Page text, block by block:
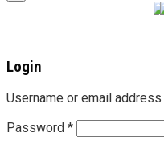
Login
Username or email address
Password *